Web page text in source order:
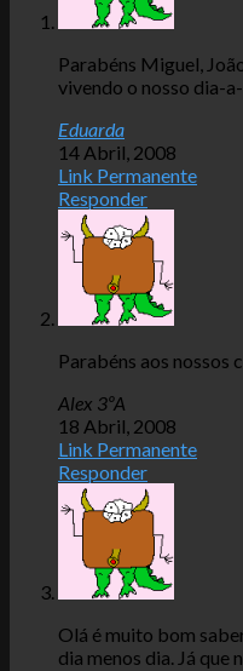
Parabéns Miguel,
vivendo o nosso dia-
Eduarda
14 Abril, 2008
Link Permanente
Responder
Parabéns aos nossos
Alex 3ºA
18 Abril, 2008
Link Permanente
Responder
Olá é muito bom
dia menos dia. Já